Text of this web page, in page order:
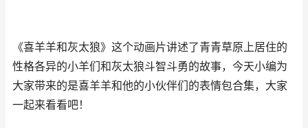
《喜羊羊和灰太狼》这个动画片讲述了青青草原上居住的
性格各异的小羊们和灰太狼斗智斗勇的故事，今天小编为
大家带来的是喜羊羊和他的小伙伴们的表情包合集，大家
一起来看看吧！